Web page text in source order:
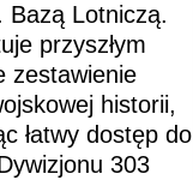
Bazą Lotniczą.
przyszłym
zestawienie
historii,
łatwy dostęp do
303